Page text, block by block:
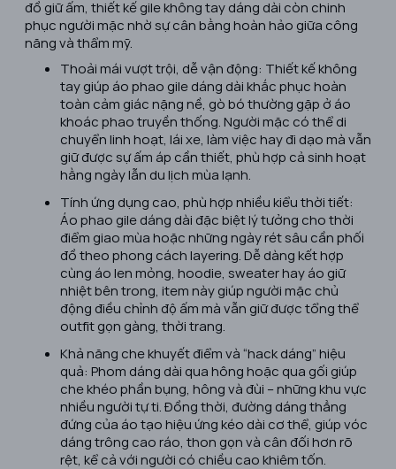
đồ giữ ấm, thiết kế gile không tay dáng dài còn chinh
phục người mặc nhờ sự cân bằng hoàn hảo giữa công
năng và thẩm mỹ.
Thoải mái vượt trội, dễ vận động: Thiết kế không
tay giúp áo phao gile dáng dài khắc phục hoàn
toàn cảm giác nặng nề, gò bó thường gặp ở áo
khoác phao truyền thống. Người mặc có thể di
chuyển linh hoạt, lái xe, làm việc hay đi dạo mà vẫn
giữ được sự ấm áp cần thiết, phù hợp cả sinh hoạt
hằng ngày lẫn du lịch mùa lạnh.
Tính ứng dụng cao, phù hợp nhiều kiểu thời tiết:
Áo phao gile dáng dài đặc biệt lý tưởng cho thời
điểm giao mùa hoặc những ngày rét sâu cần phối
đồ theo phong cách layering. Dễ dàng kết hợp
cùng áo len mỏng, hoodie, sweater hay áo giữ
nhiệt bên trong, item này giúp người mặc chủ
động điều chỉnh độ ấm mà vẫn giữ được tổng thể
outfit gọn gàng, thời trang.
Khả năng che khuyết điểm và “hack dáng” hiệu
quả: Phom dáng dài qua hông hoặc qua gối giúp
che khéo phần bụng, hông và đùi – những khu vực
nhiều người tự ti. Đồng thời, đường dáng thẳng
đứng của áo tạo hiệu ứng kéo dài cơ thể, giúp vóc
dáng trông cao ráo, thon gọn và cân đối hơn rõ
rệt, kể cả với người có chiều cao khiêm tốn.